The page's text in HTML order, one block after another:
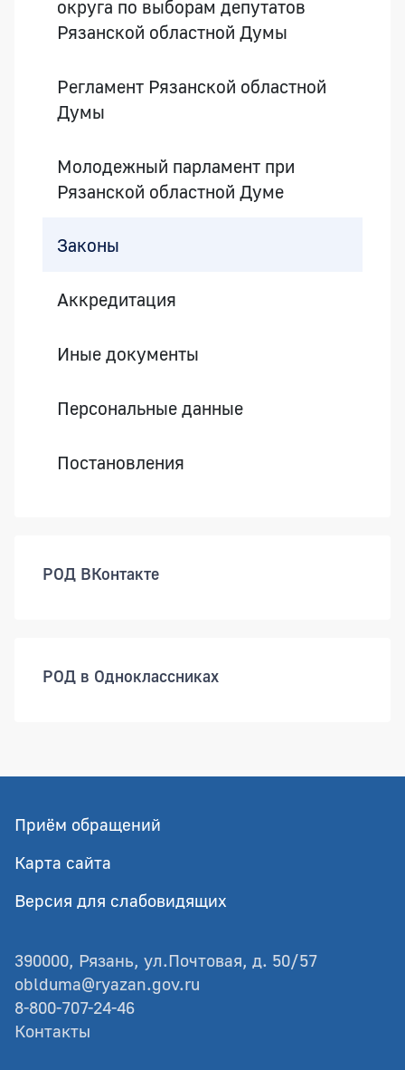
округа по выборам депутатов
Рязанской областной Думы
Регламент Рязанской областной
Думы
Молодежный парламент при
Рязанской областной Думе
Законы
Аккредитация
Иные документы
Персональные данные
Постановления
РОД ВКонтакте
РОД в Одноклассниках
Приём обращений
Карта сайта
Версия для слабовидящих
390000, Рязань, ул.Почтовая, д. 50/57
oblduma@ryazan.gov.ru
8-800-707-24-46
Контакты